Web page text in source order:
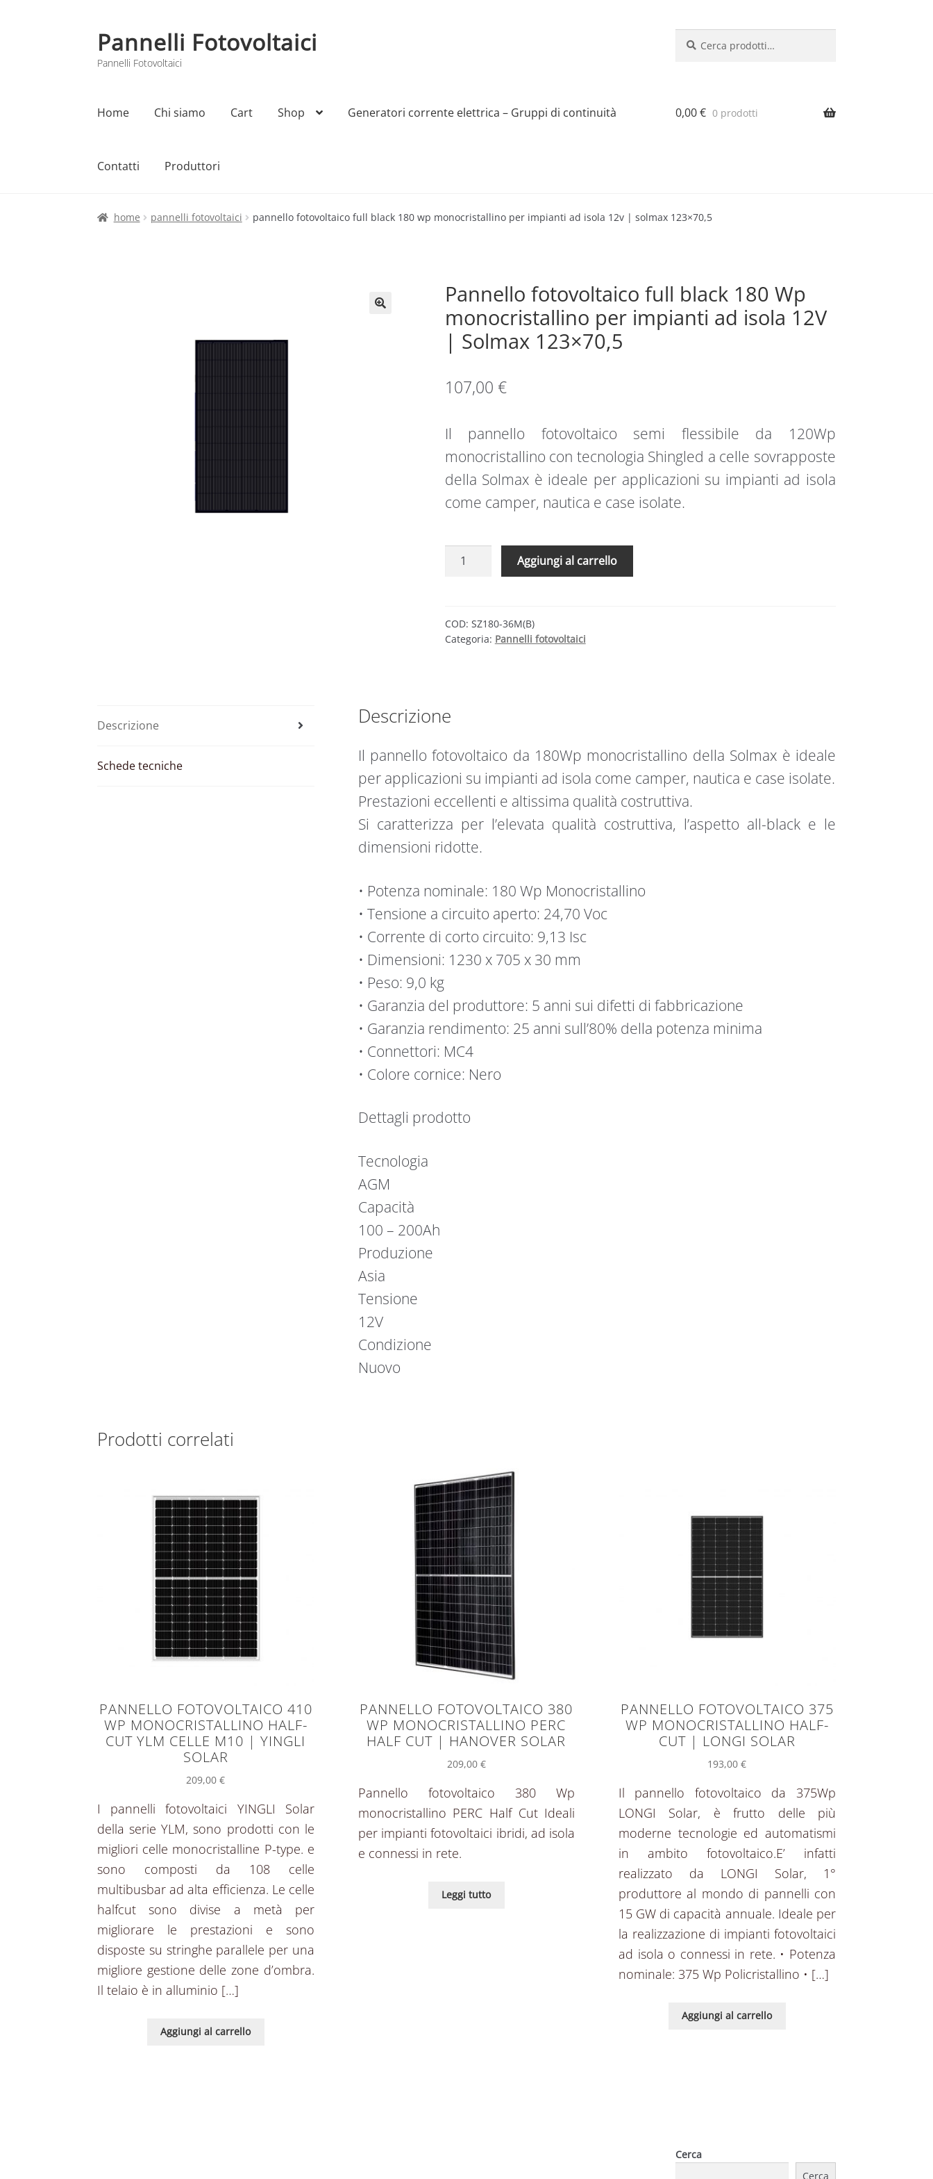
Vai
alla
navigazione
Vai
al
contenuto
Pannelli Fotovoltaici
Pannelli Fotovoltaici
Home Chi siamo Cart Shop Generatori corrente elettrica – Gruppi di continuità
Contatti Produttori
Home Cart Checkout Chi siamo Contatti My account Produttori Sample Page
0,00€ 0 prodotti
home pannelli fotovoltaici pannello fotovoltaico full black 180 wp monocristallino per impianti ad isola 12v | solmax 123×70,5
Pannello fotovoltaico full black 180 Wp
monocristallino per impianti ad isola 12V
| Solmax 123×70,5
107,00 €
Il pannello fotovoltaico semi flessibile da 120Wp
monocristallino con tecnologia Shingled a celle sovrapposte
della Solmax è ideale per applicazioni su impianti ad isola
come camper, nautica e case isolate.
Pannello
180
Wp
ad
isola
|
Solmax
123x70,5
Aggiungi al carrello
COD: SZ180-36M(B)
Categoria: Pannelli fotovoltaici
Descrizione
Schede tecniche
Descrizione
Il pannello fotovoltaico da 180Wp monocristallino della Solmax è ideale
per applicazioni su impianti ad isola come camper, nautica e case isolate.
Prestazioni eccellenti e altissima qualità costruttiva.
Si caratterizza per l’elevata qualità costruttiva, l’aspetto all-black e le
dimensioni ridotte.
• Potenza nominale: 180 Wp Monocristallino
• Tensione a circuito aperto: 24,70 Voc
• Corrente di corto circuito: 9,13 Isc
• Dimensioni: 1230 x 705 x 30 mm
• Peso: 9,0 kg
• Garanzia del produttore: 5 anni sui difetti di fabbricazione
• Garanzia rendimento: 25 anni sull’80% della potenza minima
• Connettori: MC4
• Colore cornice: Nero
Dettagli prodotto
Tecnologia
AGM
Capacità
100 – 200Ah
Produzione
Asia
Tensione
12V
Condizione
Nuovo
Prodotti correlati
PANNELLO FOTOVOLTAICO 410
WP MONOCRISTALLINO HALF-
CUT YLM CELLE M10 | YINGLI
SOLAR
209,00€
I pannelli fotovoltaici YINGLI Solar
della serie YLM, sono prodotti con le
migliori celle monocristalline P-type. e
sono composti da 108 celle
multibusbar ad alta efficienza. Le celle
halfcut sono divise a metà per
migliorare le prestazioni e sono
disposte su stringhe parallele per una
migliore gestione delle zone d’ombra.
Il telaio è in alluminio […]
Aggiungi al carrello
PANNELLO FOTOVOLTAICO 380
WP MONOCRISTALLINO PERC
HALF CUT | HANOVER SOLAR
209,00 €
Pannello fotovoltaico 380 Wp
monocristallino PERC Half Cut Ideali
per impianti fotovoltaici ibridi, ad isola
e connessi in rete.
Leggi tutto
PANNELLO FOTOVOLTAICO 375
WP MONOCRISTALLINO HALF-
CUT | LONGI SOLAR
193,00€
Il pannello fotovoltaico da 375Wp
LONGI Solar, è frutto delle più
moderne tecnologie ed automatismi
in ambito fotovoltaico.E’ infatti
realizzato da LONGI Solar, 1°
produttore al mondo di pannelli con
15 GW di capacità annuale. Ideale per
la realizzazione di impianti fotovoltaici
ad isola o connessi in rete. • Potenza
nominale: 375 Wp Policristallino • […]
Aggiungi al carrello
Cerca
Cerca